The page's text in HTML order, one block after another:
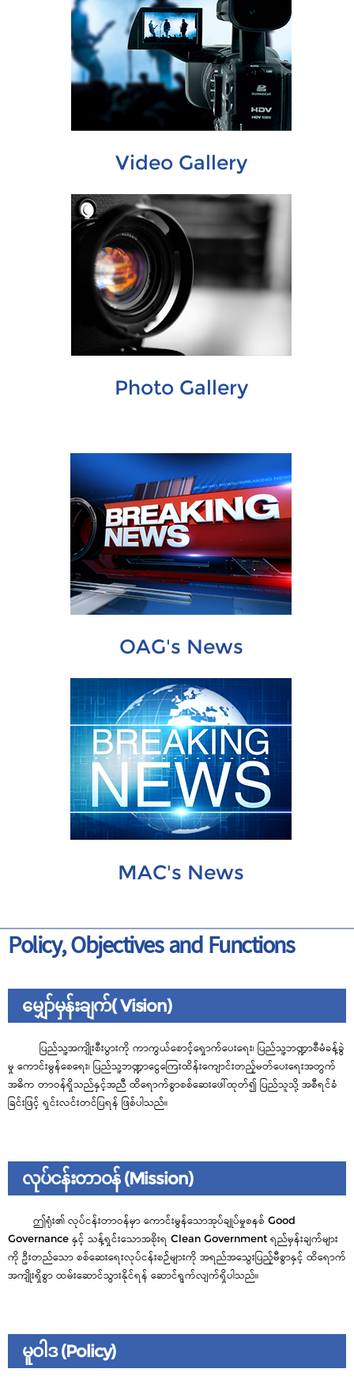
Video Gallery
Photo Gallery
OAG's News
MAC's News
Policy, Objectives and Functions
မျှော်မှန်းချက်( Vision)
ပြည်သူ့အကျိုးစီးပွားကို ကာကွယ်စောင့်ရှောက်ပေးရေး၊ ပြည်သူ့ဘဏ္ဍာစီမံခန့်ခွဲ
မှု ကောင်းမွန်စေရေး၊ ပြည်သူ့ဘဏ္ဍာငွေကြေးထိန်းကျောင်းတည့်မတ်ပေးရေးအတွက်
အဓိက တာဝန်ရှိသည်နှင့်အညီ ထိရောက်စွာစစ်ဆေးဖေါ်ထုတ်၍ ပြည်သူသို့ အစီရင်ခံ
ခြင်းဖြင့် ရှင်းလင်းတင်ပြရန် ဖြစ်ပါသည်။
လုပ်ငန်းတာဝန် (Mission)
ဤရုံး၏ လုပ်ငန်းတာဝန်မှာ ကောင်းမွန်သောအုပ်ချုပ်မှုစနစ် Good
Governance နှင့် သန့်ရှင်းသောအစိုးရ Clean Government ရည်မှန်းချက်များ
ကို ဦးတည်သော စစ်ဆေးရေးလုပ်ငန်းစဉ်များကို အရည်အသွေးပြည့်မီစွာနှင့် ထိရောက်
အကျိုးရှိစွာ ထမ်းဆောင်သွားနိုင်ရန် ဆောင်ရွက်လျက်ရှိပါသည်။
မူဝါဒ (Policy)